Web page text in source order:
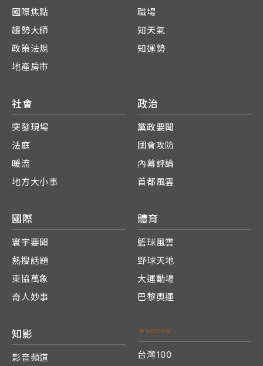
國際焦點
趨勢大師
政策法規
地產房市
職場
知天氣
知運勢
社會
突發現場
法庭
暖流
地方大小事
政治
黨政要聞
國會攻防
內幕評論
首都風雲
國際
寰宇要聞
熱搜話題
東協萬象
奇人妙事
體育
籃球風雲
野球天地
大運動場
巴黎奧運
知影
影音頻道
台灣100